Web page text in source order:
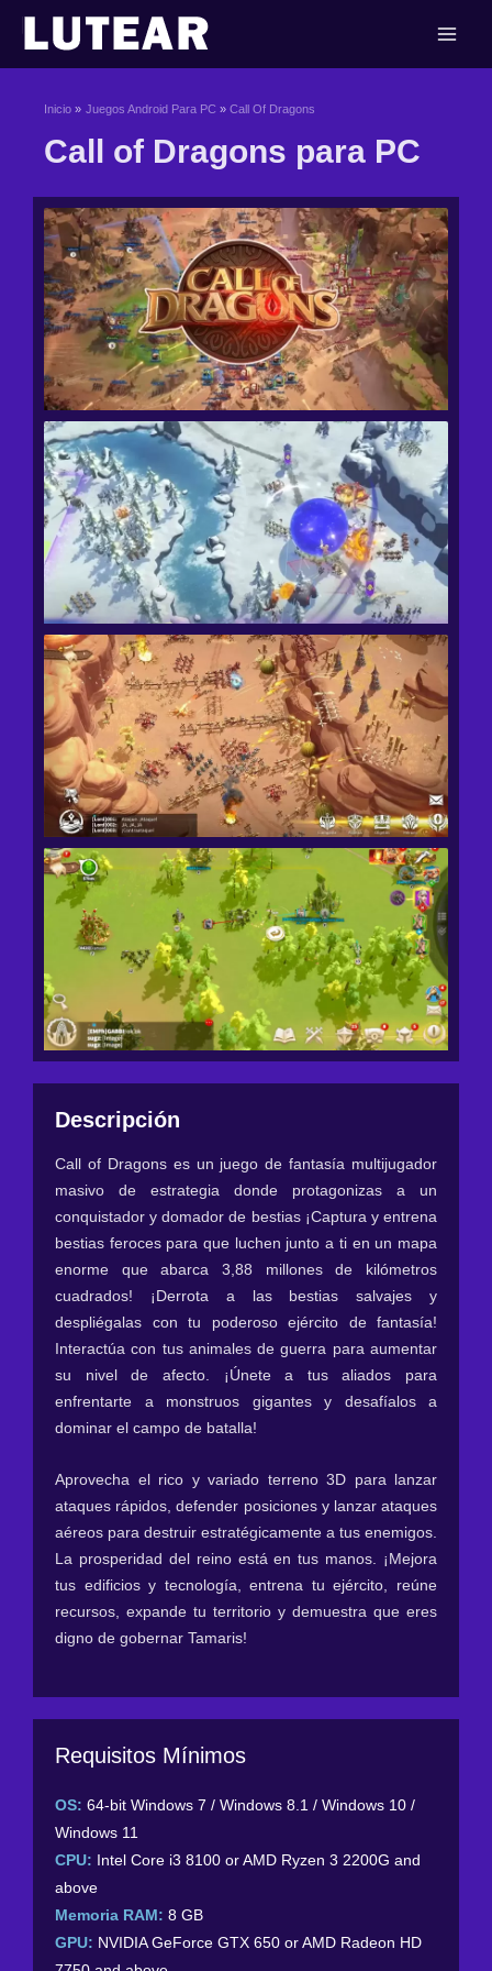
contenido
Inicio Juegos Android Para PC Call Of Dragons
Call of Dragons para PC
Descripción
Call of Dragons es un juego de fantasía multijugador
masivo de estrategia donde protagonizas a un
conquistador y domador de bestias ¡Captura y entrena
bestias feroces para que luchen junto a ti en un mapa
enorme que abarca 3,88 millones de kilómetros
cuadrados! ¡Derrota a las bestias salvajes y
despliégalas con tu poderoso ejército de fantasía!
Interactúa con tus animales de guerra para aumentar
su nivel de afecto. ¡Únete a tus aliados para
enfrentarte a monstruos gigantes y desafíalos a
dominar el campo de batalla!
Aprovecha el rico y variado terreno 3D para lanzar
ataques rápidos, defender posiciones y lanzar ataques
aéreos para destruir estratégicamente a tus enemigos.
La prosperidad del reino está en tus manos. ¡Mejora
tus edificios y tecnología, entrena tu ejército, reúne
recursos, expande tu territorio y demuestra que eres
digno de gobernar Tamaris!
Requisitos Mínimos
OS: 64-bit Windows 7 / Windows 8.1 / Windows 10 /
Windows 11
CPU: Intel Core i3 8100 or AMD Ryzen 3 2200G and
above
Memoria RAM: 8 GB
GPU: NVIDIA GeForce GTX 650 or AMD Radeon HD